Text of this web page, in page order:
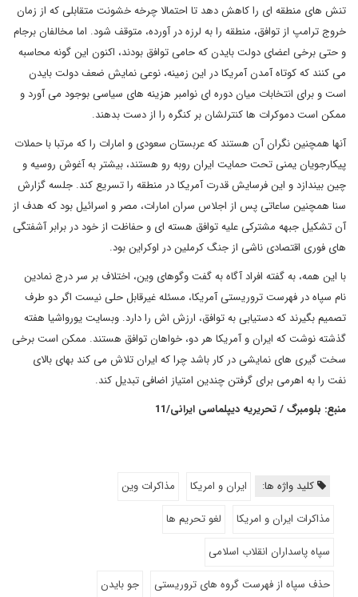
تنش های منطقه ای را کاهش دهد تا احتمالا چرخه خشونت متقابلی که از زمان
خروج ترامپ از توافق، منطقه را به لرزه در آورده، متوقف شود. اما مخالفان برجام
و حتی برخی اعضای دولت بایدن که حامی توافق بودند، اکنون این گونه محاسبه
می کنند که کوتاه آمدن آمریکا در این زمینه، نوعی نمایش ضعف دولت بایدن
است و برای انتخابات میان دوره ای نوامبر هزینه های سیاسی بوجود می آورد و
ممکن است دموکرات ها کنترلشان بر کنگره را از دست بدهند.
آنها همچنین نگران آن هستند که عربستان سعودی و امارات را که مرتبا با حملات
پیکارجویان یمنی تحت حمایت ایران روبه رو هستند، بیشتر به آغوش روسیه و
چین بیندازد و این فرسایش قدرت آمریکا در منطقه را تسریع کند. جلسه گزارش
سنا همچنین ساعاتی پس از اجلاس سران امارات، مصر و اسرائیل بود که هدف از
آن تشکیل جبهه مشترکی علیه توافق هسته ای و حفاظت از خود در برابر آشفتگی
های فوری اقتصادی ناشی از جنگ کرملین در اوکراین بود.
با این همه، به گفته افراد آگاه به گفت وگوهای وین، اختلاف بر سر درج نمادین
نام سپاه در فهرست تروریستی آمریکا، مسئله غیرقابل حلی نیست اگر دو طرف
تصمیم بگیرند که دستیابی به توافق، ارزش اش را دارد. وبسایت یورواشیا هفته
گذشته نوشت که ایران و آمریکا هر دو، خواهان توافق هستند. ممکن است برخی
سخت گیری های نمایشی در کار باشد چرا که ایران تلاش می کند بهای بالای
نفت را به اهرمی برای گرفتن چندین امتیاز اضافی تبدیل کند.
منبع: بلومبرگ / تحریریه دیپلماسی ایرانی/11
کلید واژه ها: ایران و امریکا
مذاکرات وین
مذاکرات ایران و امریکا
لغو تحریم ها
سپاه پاسداران انقلاب اسلامی
حذف سپاه از فهرست گروه های تروریستی
جو بایدن